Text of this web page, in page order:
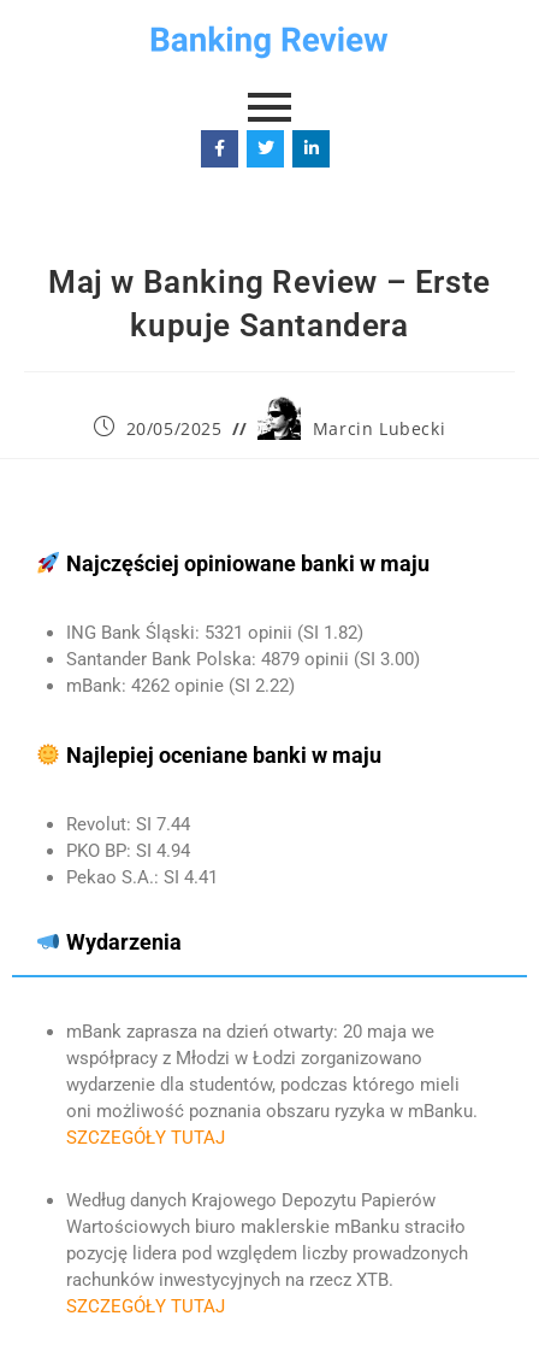
Maj w Banking Review – Erste
kupuje Santandera
20/05/2025 Marcin Lubecki
Najczęściej opiniowane banki w maju
ING Bank Śląski: 5321 opinii (SI 1.82)
Santander Bank Polska: 4879 opinii (SI 3.00)
mBank: 4262 opinie (SI 2.22)
Najlepiej oceniane banki w maju
Revolut: SI 7.44
PKO BP: SI 4.94
Pekao S.A.: SI 4.41
Wydarzenia
mBank zaprasza na dzień otwarty: 20 maja we
współpracy z Młodzi w Łodzi zorganizowano
wydarzenie dla studentów, podczas którego mieli
oni możliwość poznania obszaru ryzyka w mBanku.
SZCZEGÓŁY TUTAJ
Według danych Krajowego Depozytu Papierów
Wartościowych biuro maklerskie mBanku straciło
pozycję lidera pod względem liczby prowadzonych
rachunków inwestycyjnych na rzecz XTB.
SZCZEGÓŁY TUTAJ